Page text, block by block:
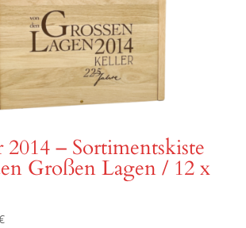
2014 – Sortimentskiste
Großen Lagen / 12 x